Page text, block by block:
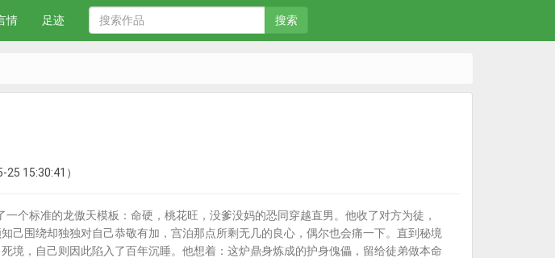
情 足迹 搜索
25 15:30:41）
个标准的龙傲天模板：命硬，桃花旺，没爹没妈的恐同穿越直男。他收了对方为徒，
己围绕却独独对自己恭敬有加，宫泊那点所剩无几的良心，偶尔也会痛一下。直到秘境
境，自己则因此陷入了百年沉睡。他想着：这炉鼎身炼成的护身傀儡，留给徒弟做本命